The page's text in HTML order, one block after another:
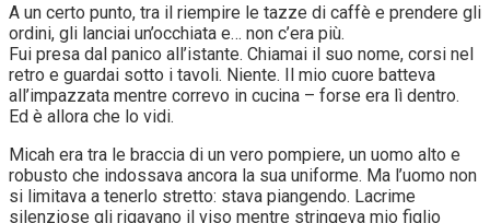
A un certo punto, tra il riempire le tazze di caffè e prendere gli
ordini, gli lanciai un’occhiata e… non c’era più.
Fui presa dal panico all’istante. Chiamai il suo nome, corsi nel
retro e guardai sotto i tavoli. Niente. Il mio cuore batteva
all’impazzata mentre correvo in cucina – forse era lì dentro.
Ed è allora che lo vidi.
Micah era tra le braccia di un vero pompiere, un uomo alto e
robusto che indossava ancora la sua uniforme. Ma l’uomo non
si limitava a tenerlo stretto: stava piangendo. Lacrime
silenziose gli rigavano il viso mentre stringeva mio figlio